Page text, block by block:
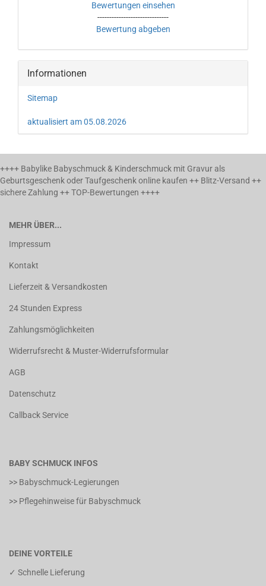
Bewertungen einsehen
------------------------------
Bewertung abgeben
Informationen
Sitemap
aktualisiert am 05.08.2026
++++ Babylike Babyschmuck & Kinderschmuck mit Gravur als
Geburtsgeschenk oder Taufgeschenk online kaufen ++ Blitz-Versand ++
sichere Zahlung ++ TOP-Bewertungen ++++
MEHR ÜBER...
Impressum
Kontakt
Lieferzeit & Versandkosten
24 Stunden Express
Zahlungsmöglichkeiten
Widerrufsrecht & Muster-Widerrufsformular
AGB
Datenschutz
Callback Service
BABY SCHMUCK INFOS
>> Babyschmuck-Legierungen
>> Pflegehinweise für Babyschmuck
DEINE VORTEILE
✓ Schnelle Lieferung